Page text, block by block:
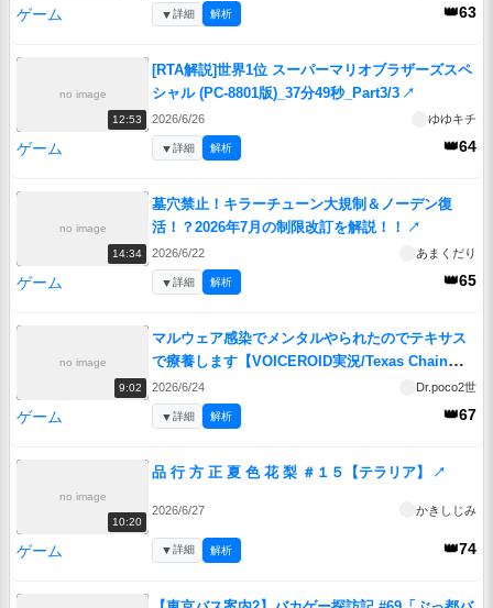
ゲーム 👑63
▼詳細 解析
no image
12:53
[RTA解説]世界1位 スーパーマリオブラザーズスペ
シャル (PC-8801版)_37分49秒_Part3/3 ↗
2026/6/26 ゆゆキチ
ゲーム 👑64
▼詳細 解析
no image
14:34
墓穴禁止！キラーチューン大規制＆ノーデン復
活！？2026年7月の制限改訂を解説！！
↗
2026/6/22 あまくだり
ゲーム 👑65
▼詳細 解析
no image
9:02
マルウェア感染でメンタルやられたのでテキサス
で療養します【VOICEROID実況/Texas Chain
Saw Massacre/テキサスチェーンソー】
↗
2026/6/24 Dr.poco2世
ゲーム 👑67
▼詳細 解析
no image
10:20
品 行 方 正 夏 色 花 梨 ＃１５【テラリア】 ↗
2026/6/27 かきしじみ
ゲーム 👑74
▼詳細 解析